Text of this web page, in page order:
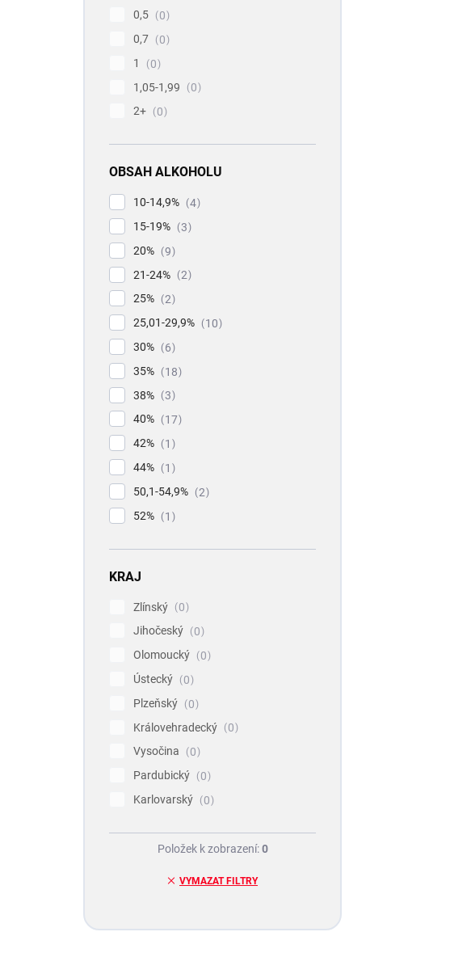
0,5
0
0,7
0
1
0
1,05-1,99
0
2+
0
OBSAH ALKOHOLU
10-14,9%
4
15-19%
3
20%
9
21-24%
2
25%
2
25,01-29,9%
10
30%
6
35%
18
38%
3
40%
17
42%
1
44%
1
50,1-54,9%
2
52%
1
KRAJ
Zlínský
0
Jihočeský
0
Olomoucký
0
Ústecký
0
Plzeňský
0
Královehradecký
0
Vysočina
0
Pardubický
0
Karlovarský
0
VYMAZAT FILTRY
Položek k zobrazení:0